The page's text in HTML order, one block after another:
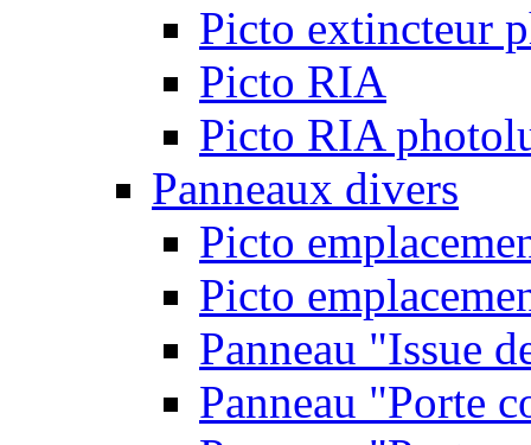
Picto extincteur
Picto RIA
Picto RIA
Panneaux divers
Picto
Picto
Panneau "Issue
Panneau "Porte